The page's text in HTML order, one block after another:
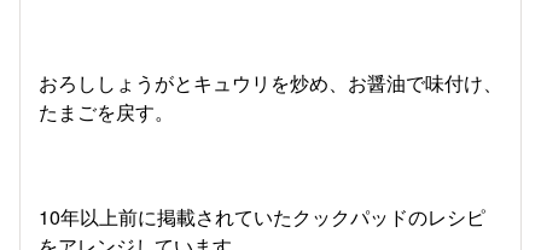
おろししょうがとキュウリを炒め、お醤油で味付け、
たまごを戻す。
10年以上前に掲載されていたクックパッドのレシピ